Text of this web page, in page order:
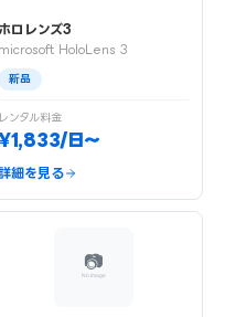
ホロレンズ3
microsoft HoloLens 3
新品
レンタル料金
日〜
細を見る